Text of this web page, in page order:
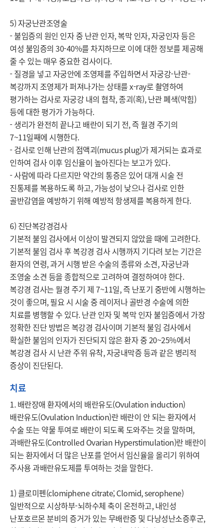
5) 자궁난관조영술
- 불임증의 원인 인자 중 난관 인자, 복막 인자, 자궁인자 등은
여성 불임증의 30-40%를 차지하므로 이에 대한 정보를 제공해
줄 수 있는 매우 중요한 검사이다.
- 질경을 넣고 자궁안에 조영제를 주입하면서 자궁강-난관-
복강까지 조영제가 퍼져나가는 상태를 x-ray로 촬영하여
평가하는 검사로 자궁강 내의 협착, 종괴(혹), 난관 폐색(막힘)
등에 대한 평가가 가능하다.
- 생리가 완전히 끝나고 배란이 되기 전, 즉 월경 주기의
7~11일째에 시행한다.
- 검사로 인해 난관의 점액괴(mucus plug)가 제거되는 효과로
인하여 검사 이후 임신율이 높아진다는 보고가 있다.
- 사람에 따라 다르지만 약간의 통증은 있어 대개 시술 전
진통제를 복용하도록 하고, 가능성이 낮으나 검사로 인한
골반감염을 예방하기 위해 예방적 항생제를 복용하게 한다.
6) 진단복강경검사
기본적 불임 검사에서 이상이 발견되지 않았을 때에 고려한다.
기본적 불임 검사 후 복강경 검사 시행까지 기다려 보는 기간은
환자의 연령, 과거 시행 받은 수술의 종류와 소견, 자궁난과
조영술 소견 등을 종합적으로 고려하여 결정하여야 한다.
복강경 검사는 월경 주기 제 7~11일, 즉 난포기 중반에 시행하는
것이 좋으며, 필요 시 시술 중 레이저나 골반경 수술에 의한
치료를 병행할 수 있다. 난관 인자 및 복막 인자 불임증에서 가장
정확한 진단 방법은 복강경 검사이며 기본적 불임 검사에서
확실한 불임의 인자가 진단되지 않은 환자 중 20~25%에서
복강경 검사 시 난관 주위 유착, 자궁내막증 등과 같은 병리적
증상이 진단된다.
치료
1. 배란장애 환자에서의 배란유도(Ovulation induction)
배란유도(Ovulation Induction)란 배란이 안 되는 환자에서
수술 또는 약물 투여로 배란이 되도록 도와주는 것을 말하며,
과배란유도(Controlled Ovarian Hyperstimulation)란 배란이
되는 환자에서 더 많은 난포를 얻어서 임신율을 올리기 위하여
주사용 과배란유도제를 투여하는 것을 말한다.
1) 클로미펜(clomiphene citrate; Clomid, serophene)
일반적으로 시상하부-뇌하수체 축이 온전하고, 내인성
난포호르몬 분비의 증거가 있는 무배란증 및 다낭성난소증후군,